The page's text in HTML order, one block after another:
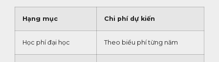
Hạng mục Chi phí dự kiến
Học phí đại học Theo biểu phí từng năm